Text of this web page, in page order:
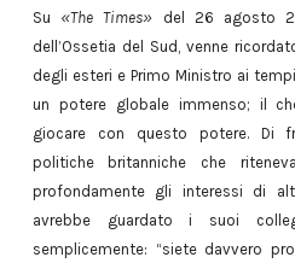
Su «The Times» del 26 agosto
dell’Ossetia del Sud, venne
degli esteri e Primo Ministro ai
un potere globale immenso; il
giocare con questo potere. Di
politiche britanniche che
profondamente gli interessi di
avrebbe guardato i suoi
semplicemente: “siete davvero